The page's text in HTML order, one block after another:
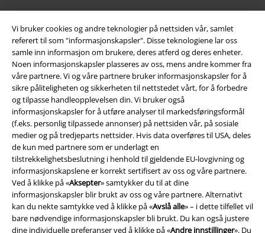
Vi bruker cookies og andre teknologier på nettsiden vår, samlet
referert til som "informasjonskapsler". Disse teknologiene lar oss
samle inn informasjon om brukere, deres atferd og deres enheter.
Noen informasjonskapsler plasseres av oss, mens andre kommer fra
våre partnere. Vi og våre partnere bruker informasjonskapsler for å
sikre påliteligheten og sikkerheten til nettstedet vårt, for å forbedre
og tilpasse handleopplevelsen din. Vi bruker også
informasjonskapsler for å utføre analyser til markedsføringsformål
(f.eks. personlig tilpassede annonser) på nettsiden vår, på sosiale
medier og på tredjeparts nettsider. Hvis data overføres til USA, deles
de kun med partnere som er underlagt en
tilstrekkelighetsbeslutning i henhold til gjeldende EU-lovgivning og
informasjonskapslene er korrekt sertifisert av oss og våre partnere.
Ved å klikke på «Aksepter» samtykker du til at dine
informasjonskapsler blir brukt av oss og våre partnere. Alternativt
kan du nekte samtykke ved å klikke på «Avslå alle» – i dette tilfellet vil
bare nødvendige informasjonskapsler bli brukt. Du kan også justere
dine individuelle preferanser ved å klikke på «Andre innstillinger». Du
Juridisk informasjon/Vilkår
Vilkår
Impressum
Konfidensialitetserklæring
Avfallshåndtering og miljøbeskyttelse